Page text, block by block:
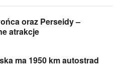
oraz Perseidy –
atrakcje
ma 1950 km autostrad